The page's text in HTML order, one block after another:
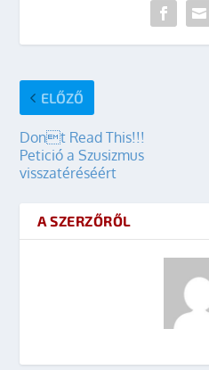
ELŐZŐ
Dont Read This!!!
Petició a Szusizmus
visszatéréséért
A SZERZŐRŐL